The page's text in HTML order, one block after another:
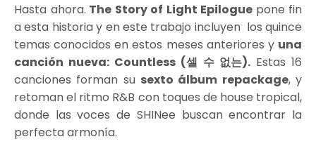
Hasta ahora. The Story of Light Epilogue pone fin
a esta historia y en este trabajo incluyen los quince
temas conocidos en estos meses anteriores y una
canción nueva: Countless (셀 수 없는).Estas 16
canciones forman su sexto álbum repackage, y
retoman el ritmo R&B con toques de house tropical,
donde las voces de SHINee buscan encontrar la
perfecta armonía.